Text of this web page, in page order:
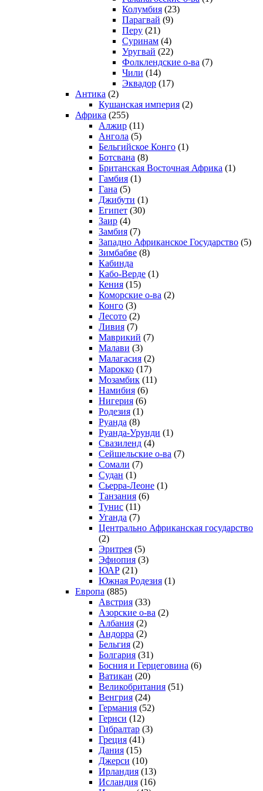
Колумбия (23)
Парагвай (9)
Перу (21)
Суринам (4)
Уругвай (22)
Фолклендские о-ва (7)
Чили (14)
Эквадор (17)
Антика (2)
Кушанская империя (2)
Африка (255)
Алжир (11)
Ангола (5)
Бельгийское Конго (1)
Ботсвана (8)
Британская Восточная Африка (1)
Гамбия (1)
Гана (5)
Джибути (1)
Египет (30)
Заир (4)
Замбия (7)
Западно Африканское Государство (5)
Зимбабве (8)
Кабинда
Кабо-Верде (1)
Кения (15)
Коморские о-ва (2)
Конго (3)
Лесото (2)
Ливия (7)
Маврикий (7)
Малави (3)
Малагасия (2)
Марокко (17)
Мозамбик (11)
Намибия (6)
Нигерия (6)
Родезия (1)
Руанда (8)
Руанда-Урунди (1)
Свазиленд (4)
Сейшельские о-ва (7)
Сомали (7)
Судан (1)
Сьерра-Леоне (1)
Танзания (6)
Тунис (11)
Уганда (7)
Центрально Африканская государство
(2)
Эритрея (5)
Эфиопия (3)
ЮАР (21)
Южная Родезия (1)
Европа (885)
Австрия (33)
Азорские о-ва (2)
Албания (2)
Андорра (2)
Бельгия (2)
Болгария (31)
Босния и Герцеговина (6)
Ватикан (20)
Великобритания (51)
Венгрия (24)
Германия (52)
Гернси (12)
Гибралтар (3)
Греция (41)
Дания (15)
Джерси (10)
Ирландия (13)
Исландия (16)